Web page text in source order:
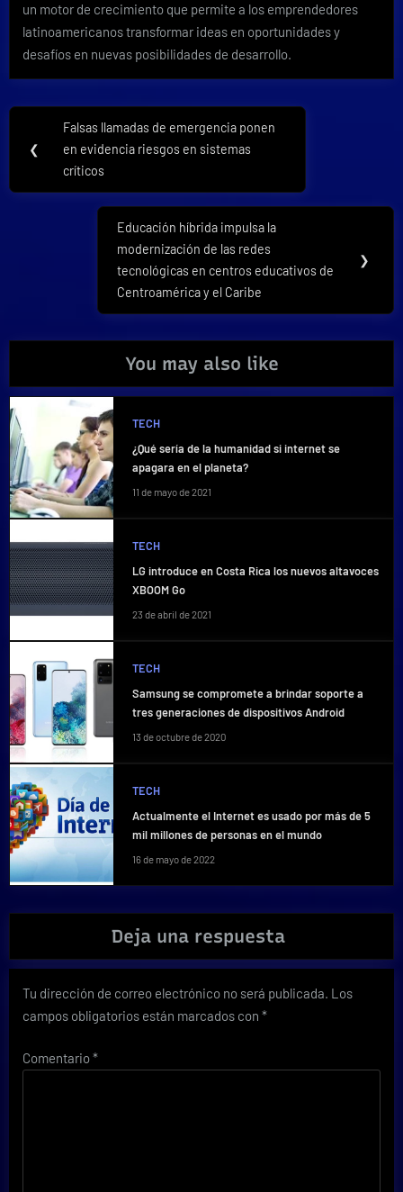
un motor de crecimiento que permite a los emprendedores
latinoamericanos transformar ideas en oportunidades y
desafíos en nuevas posibilidades de desarrollo.
Navegación
de
entradas
❮
Previous
Post:
Falsas llamadas de emergencia ponen
en evidencia riesgos en sistemas
críticos
Next
Post:
Educación híbrida impulsa la
modernización de las redes
tecnológicas en centros educativos de
Centroamérica y el Caribe
❯
You may also like
TECH
¿Qué sería de la humanidad si internet se
apagara en el planeta?
11 de mayo de 2021
TECH
LG introduce en Costa Rica los nuevos altavoces
XBOOM Go
23 de abril de 2021
TECH
Samsung se compromete a brindar soporte a
tres generaciones de dispositivos Android
13 de octubre de 2020
TECH
Actualmente el Internet es usado por más de 5
mil millones de personas en el mundo
16 de mayo de 2022
Deja una respuesta
Tu dirección de correo electrónico no será publicada. Los
campos obligatorios están marcados con *
Comentario*